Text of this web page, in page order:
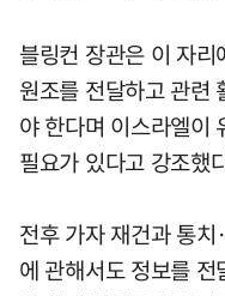
블링컨 장관은 이 자
원조를 전달하고 관련
야 한다며 이스라엘이
필요가 있다고 강조했
전후 가자 재건과 통
에 관해서도 정보를